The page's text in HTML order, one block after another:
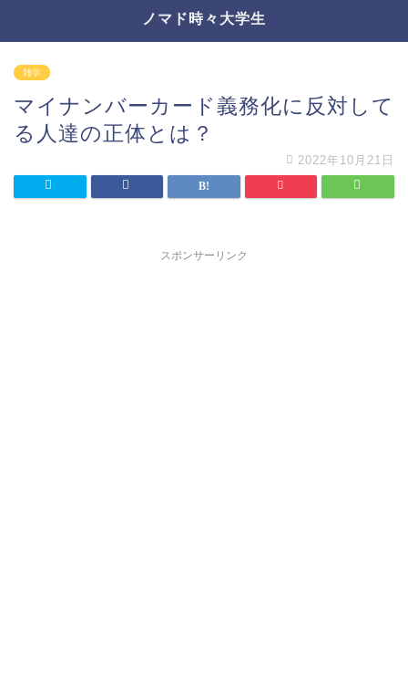
ノマド時々大学生
雑学
マイナンバーカード義務化に反対して
る人達の正体とは？
2022年10月21日
スポンサーリンク